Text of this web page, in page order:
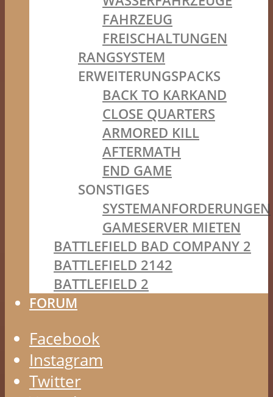
FAHRZEUG
FREISCHALTUNGEN
RANGSYSTEM
ERWEITERUNGSPACKS
BACK TO KARKAND
CLOSE QUARTERS
ARMORED KILL
AFTERMATH
END GAME
SONSTIGES
SYSTEMANFORDERUNGEN
GAMESERVER MIETEN
BATTLEFIELD BAD COMPANY 2
BATTLEFIELD 2142
BATTLEFIELD 2
FORUM
Facebook
Instagram
Twitter